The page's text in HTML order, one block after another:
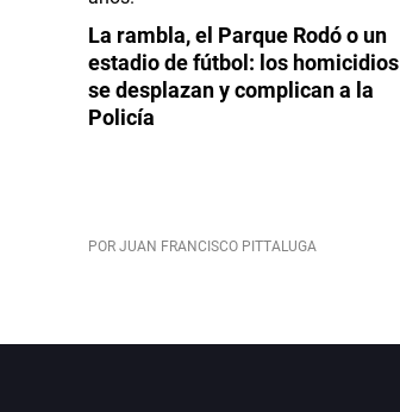
La rambla, el Parque Rodó o un
estadio de fútbol: los homicidios
se desplazan y complican a la
Policía
POR JUAN FRANCISCO PITTALUGA